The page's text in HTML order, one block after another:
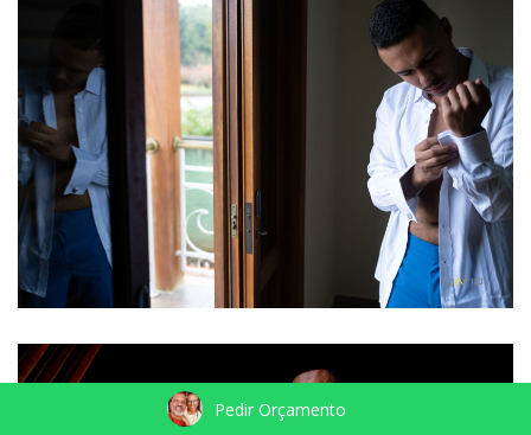
Pedir Orçamento